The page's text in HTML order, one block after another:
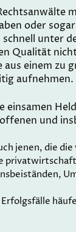
oder
schnell unter
Qualität
aus einem zu
aufnehmen.
einsamen
und
jenen, die